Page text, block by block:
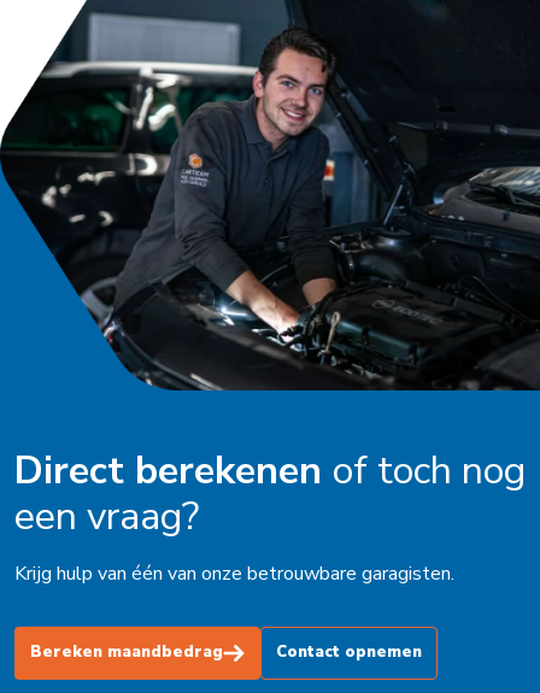
Direct berekenen of toch nog
een vraag?
Krijg hulp van één van onze betrouwbare garagisten.
Bereken maandbedrag Contact opnemen